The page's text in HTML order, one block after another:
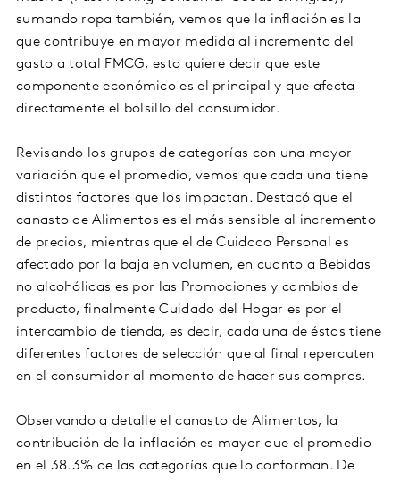
sumando ropa también, vemos que la inflación es la
que contribuye en mayor medida al incremento del
gasto a total FMCG, esto quiere decir que este
componente económico es el principal y que afecta
directamente el bolsillo del consumidor.
Revisando los grupos de categorías con una mayor
variación que el promedio, vemos que cada una tiene
distintos factores que los impactan. Destacó que el
canasto de Alimentos es el más sensible al incremento
de precios, mientras que el de Cuidado Personal es
afectado por la baja en volumen, en cuanto a Bebidas
no alcohólicas es por las Promociones y cambios de
producto, finalmente Cuidado del Hogar es por el
intercambio de tienda, es decir, cada una de éstas tiene
diferentes factores de selección que al final repercuten
en el consumidor al momento de hacer sus compras.
Observando a detalle el canasto de Alimentos, la
contribución de la inflación es mayor que el promedio
en el 38.3% de las categorías que lo conforman. De